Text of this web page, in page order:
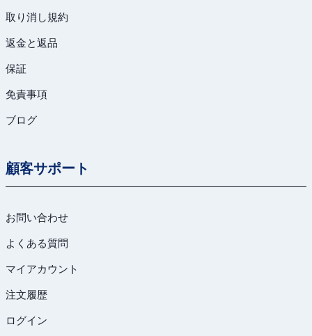
取り消し規約
返金と返品
保証
免責事項
ブログ
顧客サポート
お問い合わせ
よくある質問
マイアカウント
注文履歴
ログイン